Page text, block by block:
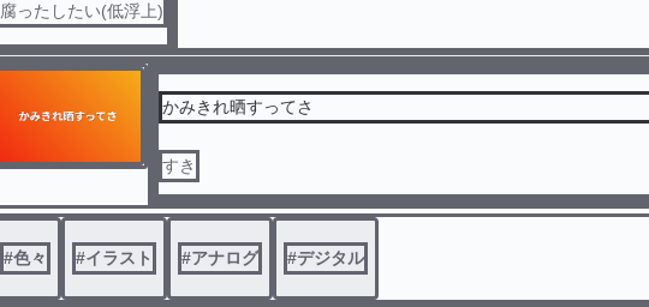
腐ったしたい(低浮上)
かみきれ晒すってさ
すき
#色々 #イラスト #アナログ #デジタル